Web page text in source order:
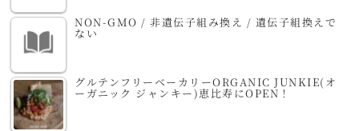
NON-GMO / 非遺伝子組み換え / 遺伝子組換えで
ない
グルテンフリーベーカリーORGANIC JUNKIE(オ
ーガニック ジャンキー)恵比寿にOPEN！